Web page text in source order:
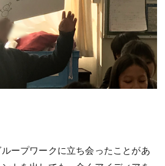
ープワークに立ち会ったことがあ